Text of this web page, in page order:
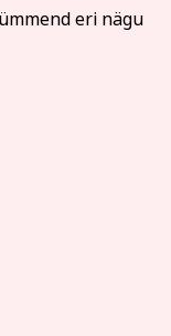
eri nägu